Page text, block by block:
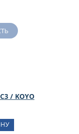
/ KOYO